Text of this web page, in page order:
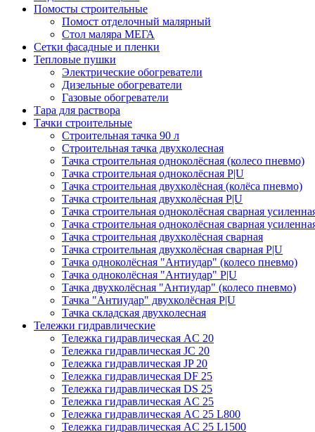
Помосты строительные
Помост отделочный малярный
Стол маляра МЕГА
Сетки фасадные и пленки
Тепловые пушки
Электрические обогреватели
Дизельные обогреватели
Газовые обогреватели
Тара для раствора
Тачки строительные
Строительная тачка 90 л
Строительная тачка двухколесная
Тачка строительная одноколёсная (колесо пневмо)
Тачка строительная одноколёсная P|U
Тачка строительная двухколёсная (колёса пневмо)
Тачка строительная двухколёсная P|U
Тачка строительная одноколёсная сварная
Тачка строительная одноколёсная сварная
Тачка строительная двухколёсная сварная
Тачка строительная двухколёсная сварная P|U
Тачка одноколёсная "Антиудар" (колесо пневмо)
Тачка одноколёсная "Антиудар" P|U
Тачка двухколёсная "Антиудар" (колесо пневмо)
Тачка "Антиудар" двухколёсная P|U
Тачка складская двухколесная
Тележки гидравлические
Тележка гидравлическая AC 20
Тележка гидравлическая JC 20
Тележка гидравлическая JP 20
Тележка гидравлическая DF 25
Тележка гидравлическая DS 25
Тележка гидравлическая AC 25
Тележка гидравлическая AC 25 L800
Тележка гидравлическая AC 25 L1500